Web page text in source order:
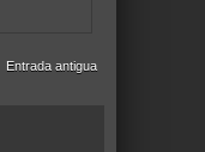
Entrada antigua